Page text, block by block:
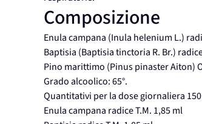
Composizione
Enula campana (Inula helenium L.)
Baptisia (Baptisia tinctoria R. Br.)
Pino marittimo (Pinus pinaster Aiton)
Grado alcoolico: 65°.
Quantitativi per la dose giornaliera
Enula campana radice T.M. 1,85 ml